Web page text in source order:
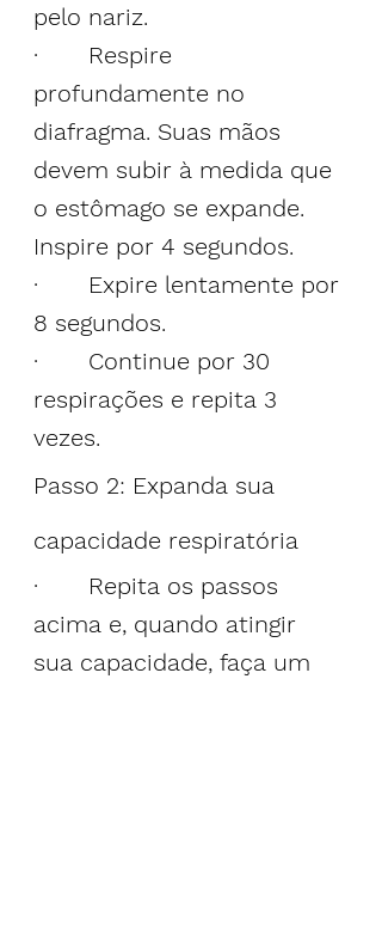
pelo nariz.
·       Respire
profundamente no
diafragma. Suas mãos
devem subir à medida que
o estômago se expande.
Inspire por 4 segundos.
·       Expire lentamente por
8 segundos.
·       Continue por 30
respirações e repita 3
vezes.
Passo 2: Expanda sua
capacidade respiratória
·       Repita os passos
acima e, quando atingir
sua capacidade, faça um